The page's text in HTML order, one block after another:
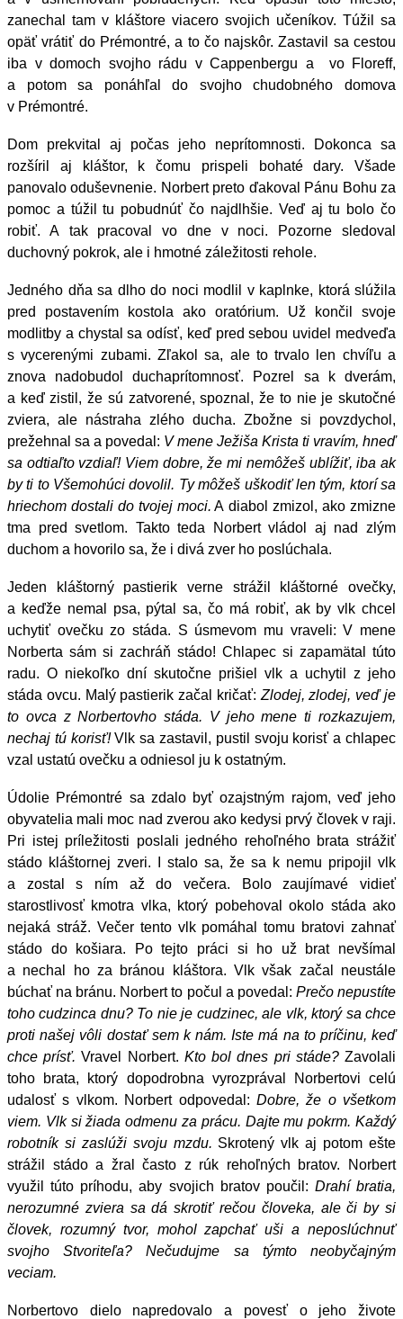
zanechal tam v kláštore viacero svojich učeníkov. Túžil sa
opäť vrátiť do Prémontré, a to čo najskôr. Zastavil sa cestou
iba v domoch svojho rádu v Cappenbergu a vo Floreff,
a potom sa ponáhľal do svojho chudobného domova
v Prémontré.
Dom prekvital aj počas jeho neprítomnosti. Dokonca sa
rozšíril aj kláštor, k čomu prispeli bohaté dary. Všade
panovalo oduševnenie. Norbert preto ďakoval Pánu Bohu za
pomoc a túžil tu pobudnúť čo najdlhšie. Veď aj tu bolo čo
robiť. A tak pracoval vo dne v noci. Pozorne sledoval
duchovný pokrok, ale i hmotné záležitosti rehole.
Jedného dňa sa dlho do noci modlil v kaplnke, ktorá slúžila
pred postavením kostola ako oratórium. Už končil svoje
modlitby a chystal sa odísť, keď pred sebou uvidel medveďa
s vycerenými zubami. Zľakol sa, ale to trvalo len chvíľu a
znova nadobudol duchaprítomnosť. Pozrel sa k dverám,
a keď zistil, že sú zatvorené, spoznal, že to nie je skutočné
zviera, ale nástraha zlého ducha. Zbožne si povzdychol,
prežehnal sa a povedal: V mene Ježiša Krista ti vravím, hneď
sa odtiaľto vzdiaľ! Viem dobre, že mi nemôžeš ublížiť, iba ak
by ti to Všemohúci dovolil. Ty môžeš uškodiť len tým, ktorí sa
hriechom dostali do tvojej moci. A diabol zmizol, ako zmizne
tma pred svetlom. Takto teda Norbert vládol aj nad zlým
duchom a hovorilo sa, že i divá zver ho poslúchala.
Jeden kláštorný pastierik verne strážil kláštorné ovečky,
a keďže nemal psa, pýtal sa, čo má robiť, ak by vlk chcel
uchytiť ovečku zo stáda. S úsmevom mu vraveli: V mene
Norberta sám si zachráň stádo! Chlapec si zapamätal túto
radu. O niekoľko dní skutočne prišiel vlk a uchytil z jeho
stáda ovcu. Malý pastierik začal kričať: Zlodej, zlodej, veď je
to ovca z Norbertovho stáda. V jeho mene ti rozkazujem,
nechaj tú korisť!Vlk sa zastavil, pustil svoju korisť a chlapec
vzal ustatú ovečku a odniesol ju k ostatným.
Údolie Prémontré sa zdalo byť ozajstným rajom, veď jeho
obyvatelia mali moc nad zverou ako kedysi prvý človek v raji.
Pri istej príležitosti poslali jedného rehoľného brata strážiť
stádo kláštornej zveri. I stalo sa, že sa k nemu pripojil vlk
a zostal s ním až do večera. Bolo zaujímavé vidieť
starostlivosť kmotra vlka, ktorý pobehoval okolo stáda ako
nejaká stráž. Večer tento vlk pomáhal tomu bratovi zahnať
stádo do košiara. Po tejto práci si ho už brat nevšímal
a nechal ho za bránou kláštora. Vlk však začal neustále
búchať na bránu. Norbert to počul a povedal: Prečo nepustíte
toho cudzinca dnu? To nie je cudzinec, ale vlk, ktorý sa chce
proti našej vôli dostať sem k nám. Iste má na to príčinu, keď
chce prísť.Vravel Norbert. Kto bol dnes pri stáde?Zavolali
toho brata, ktorý dopodrobna vyrozprával Norbertovi celú
udalosť s vlkom. Norbert odpovedal: Dobre, že o všetkom
viem. Vlk si žiada odmenu za prácu. Dajte mu pokrm. Každý
robotník si zaslúži svoju mzdu. Skrotený vlk aj potom ešte
strážil stádo a žral často z rúk rehoľných bratov. Norbert
využil túto príhodu, aby svojich bratov poučil: Drahí bratia,
nerozumné zviera sa dá skrotiť rečou človeka, ale či by si
človek, rozumný tvor, mohol zapchať uši a neposlúchnuť
svojho Stvoriteľa? Nečudujme sa týmto neobyčajným
veciam.
Norbertovo dielo napredovalo a povesť o jeho živote